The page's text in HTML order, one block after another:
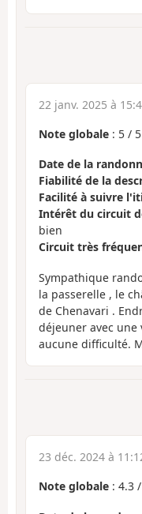
22 janv. 2025 à
Note globale : 5 / 5
Date de la
Fiabilité de la
Facilité à suivre
Intérêt du circuit
bien
Circuit très
Sympathique
la passerelle , le
de Chenavari .
déjeuner avec une
aucune difficulté.
23 déc. 2024 à
Note globale : 4.3 /